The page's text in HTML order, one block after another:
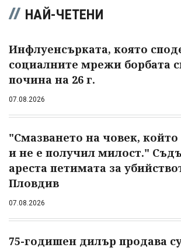
НАЙ-ЧЕТЕНИ
Инфлуенсърката, която
социалните мрежи борбата
почина на 26 г.
07.08.2026
"Смазването на човек,
и не е получил милост."
ареста петимата за
Пловдив
07.08.2026
75-годишен дилър продава